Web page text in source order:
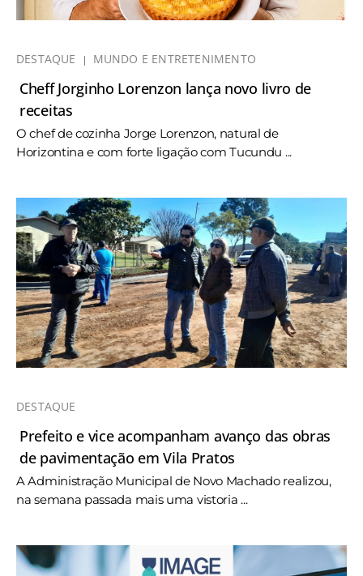
DESTAQUE MUNDO E ENTRETENIMENTO
Cheff Jorginho Lorenzon lança novo livro de
receitas
O chef de cozinha Jorge Lorenzon, natural de
Horizontina e com forte ligação com Tucundu ...
DESTAQUE
Prefeito e vice acompanham avanço das obras
de pavimentação em Vila Pratos
A Administração Municipal de Novo Machado realizou,
na semana passada mais uma vistoria ...